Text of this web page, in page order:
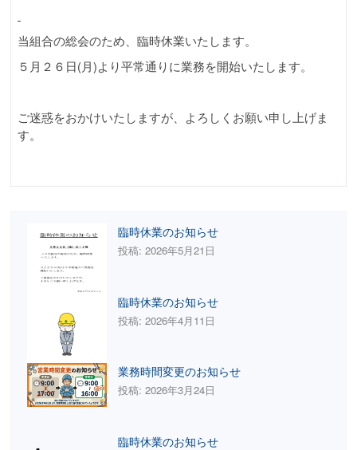
当組合の総会のため、臨時休業いたします。
５月２６日(月)より平常通りに業務を開始いたします。
ご迷惑をおかけいたしますが、よろしくお願い申し上げま
す。
臨時休業のお知らせ
投稿: 2026年5月21日
臨時休業のお知らせ
投稿: 2026年4月11日
業務時間変更のお知らせ
投稿: 2026年3月24日
臨時休業のお知らせ